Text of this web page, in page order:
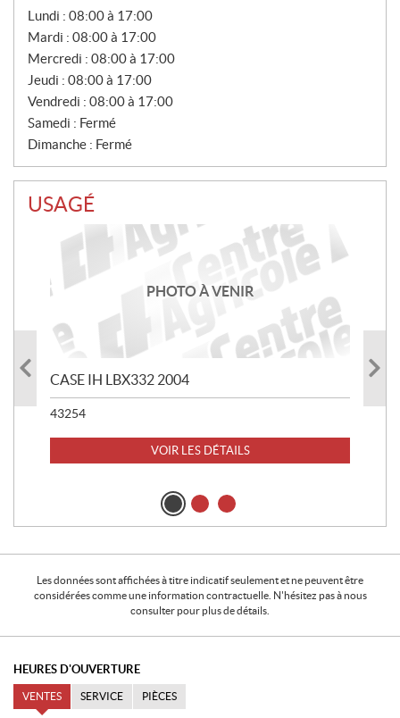
V
N
T
S
Lundi : 08:00 à 17:00
Mardi : 08:00 à 17:00
Mercredi : 08:00 à 17:00
Jeudi : 08:00 à 17:00
Vendredi : 08:00 à 17:00
Samedi : Fermé
Dimanche : Fermé
USAGÉ
PHOTO À VENIR
CASE IH LBX332 2004
43254
VOIR LES DÉTAILS
Les données sont affichées à titre indicatif seulement et ne peuvent être
considérées comme une information contractuelle. N'hésitez pas à nous
consulter pour plus de détails.
HEURES D'OUVERTURE
VENTES SERVICE PIÈCES